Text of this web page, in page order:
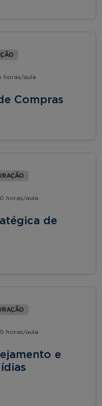
horas/aula
Compras
horas/aula
de
horas/aula
e